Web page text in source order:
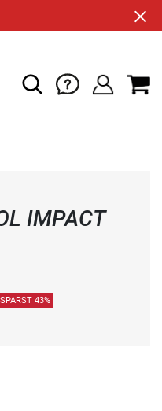
IMPACT
43%